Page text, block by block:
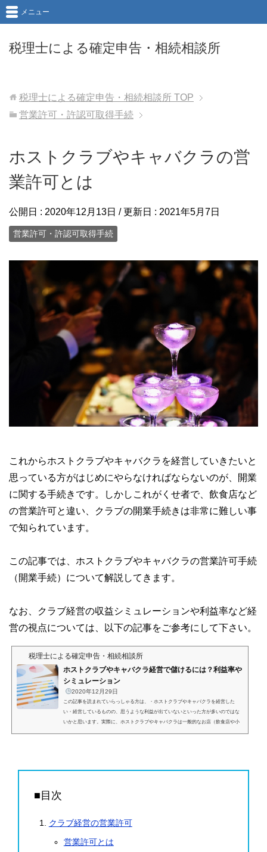
税理士による確定申告・相続相談所
メニュー
税理士による確定申告・相続相談所 TOP
営業許可・許認可取得手続
ホストクラブやキャバクラの営
業許可とは
公開日 : 2020年12月13日 / 更新日 : 2021年5月7日
営業許可・許認可取得手続
これからホストクラブやキャバクラを経営していきたいと
思っている方がはじめにやらなければならないのが、開業
に関する手続きです。しかしこれがくせ者で、飲食店など
の営業許可と違い、クラブの開業手続きは非常に難しい事
で知られています。
この記事では、ホストクラブやキャバクラの営業許可手続
（開業手続）について解説してきます。
なお、クラブ経営の収益シミュレーションや利益率など経
営の視点については、以下の記事をご参考にして下さい。
税理士による確定申告・相続相談所
ホストクラブやキャバクラ経営で儲けるには？利益率や
シミュレーション
2020年12月29日
この記事を読まれていらっしゃる方は、・ホストクラブやキャバクラを経営した
い・経営しているものの、思うような利益が出ていないといった方が多いのではな
いかと思います。実際に、ホストクラブやキャバクラは一般的なお店（飲食店や小
■目次
クラブ経営の営業許可
営業許可とは